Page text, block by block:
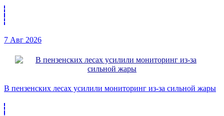
7 Авг 2026
В пензенских лесах усилили мониторинг из-за сильной жары